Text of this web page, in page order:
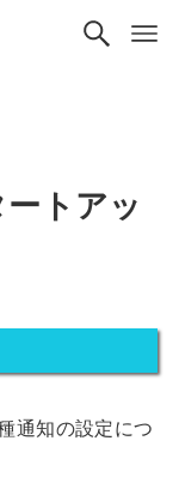
トアッ
通知の設定につ